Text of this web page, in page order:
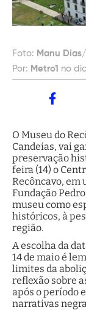
Foto: Manu
Por: Metro1 no
O Museu do
Candeias, vai
preservação
feira (14) o
Recôncavo,
Fundação
museu como
históricos, à
região.
A escolha da
14 de maio é
limites da
reflexão sobre
após o período
narrativas